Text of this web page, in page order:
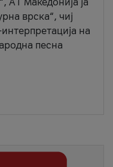
врска“, чиј
на
песна